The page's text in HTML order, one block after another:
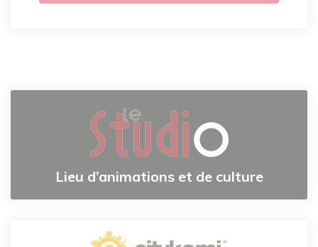
Lieu d’animations et de culture